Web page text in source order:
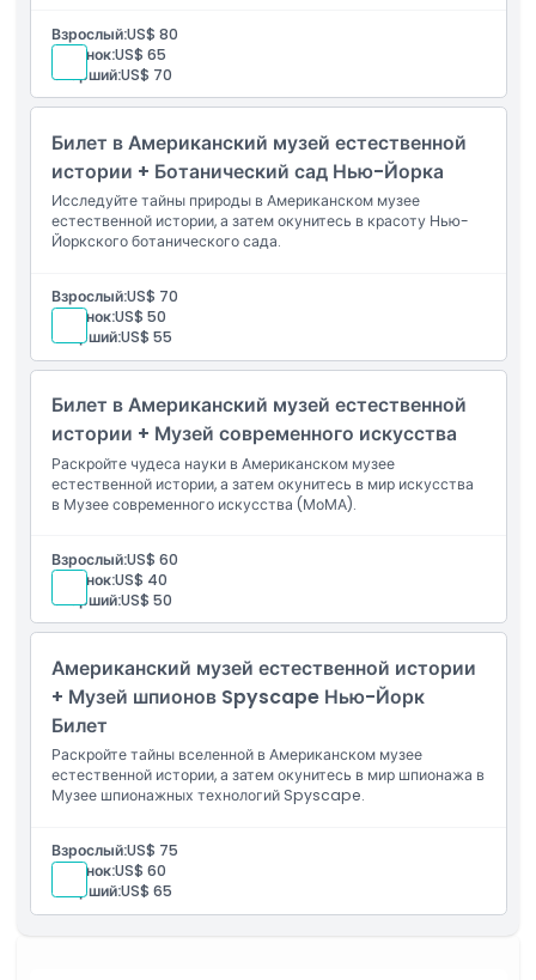
Как воспользоваться
Политика отмены
Взрослый:US$ 80
Ребенок:US$ 65
Старший:US$ 70
Билет в Американский музей естественной
истории + Ботанический сад Нью-Йорка
Исследуйте тайны природы в Американском музее
естественной истории, а затем окунитесь в красоту Нью-
Йоркского ботанического сада.
Взрослый:US$ 70
Ребенок:US$ 50
Старший:US$ 55
Билет в Американский музей естественной
истории + Музей современного искусства
Раскройте чудеса науки в Американском музее
естественной истории, а затем окунитесь в мир искусства
в Музее современного искусства (МоМА).
Взрослый:US$ 60
Ребенок:US$ 40
Старший:US$ 50
Американский музей естественной истории
+ Музей шпионов Spyscape Нью-Йорк
Билет
Раскройте тайны вселенной в Американском музее
естественной истории, а затем окунитесь в мир шпионажа в
Музее шпионажных технологий Spyscape.
Взрослый:US$ 75
Ребенок:US$ 60
Старший:US$ 65